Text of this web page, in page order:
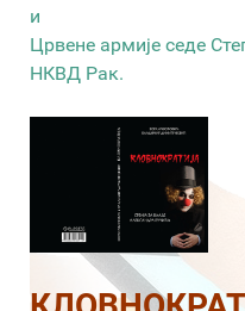
и
Црвене армије седе
НКВД Рак.